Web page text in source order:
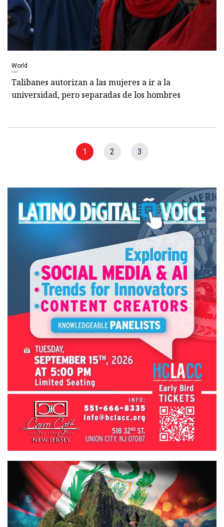
World
Talibanes autorizan a las mujeres a ir a la
universidad, pero separadas de los hombres
1 2 3